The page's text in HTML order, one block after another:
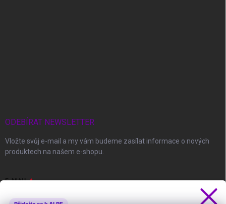
ODEBÍRAT NEWSLETTER
Vložte svůj e-mail a my vám budeme zasílat informace o nových
produktech na našem e-shopu.
E-MAIL